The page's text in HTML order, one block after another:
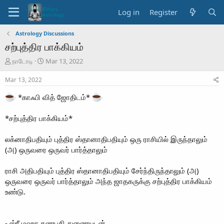
Log in Register
Astrology Discussions
சற்புத்திர பாக்கியம்
T
h
r
a
s
t
r
t
r
நாடோடி
S
t
t
a
t
Mar 13, 2022
Mar 13, 2022
*காஃபி வித் ஜோதிடம்*
*சற்புத்திர பாக்கியம்*
லக்னாதிபதியும் புத்திர ஸ்தானாதிபதியும் ஒரு ராசியில் இருந்தாலும்
(அ) ஒருவரை ஒருவர் பார்த்தாலும்
ராசி அதிபதியும் புத்திர ஸ்தானாதிபதியும் சேர்ந்திருந்தாலும் (அ)
ஒருவரை ஒருவர் பார்த்தாலும் அந்த ஜாதகருக்கு சற்புத்திர பாக்கியம்
உண்டு.